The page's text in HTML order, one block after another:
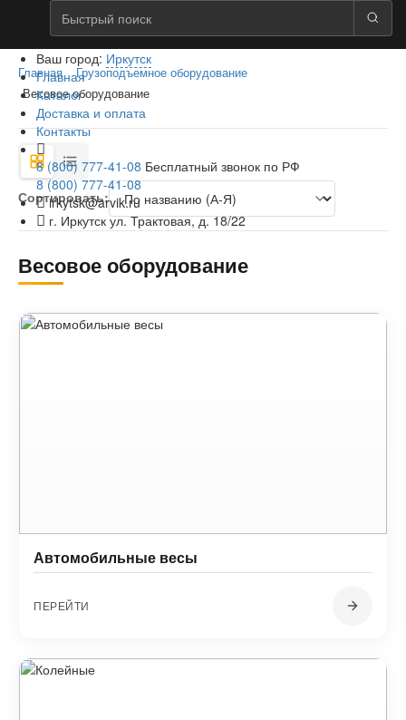
Ваш город: Иркутск
Главная
Каталог
Доставка и оплата
Контакты
8 (800) 777-41-08 Бесплатный звонок по РФ
8 (800) 777-41-08
irkytsk@arvik.ru
г. Иркутск ул. Трактовая, д. 18/22
Главная
Грузоподъемное оборудование
Весовое оборудование
Сортировать:
Весовое оборудование
Автомобильные весы
ПЕРЕЙТИ